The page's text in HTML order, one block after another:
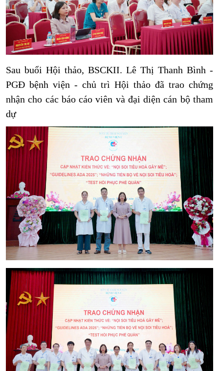
Sau buổi Hội thảo, BSCKII. Lê Thị Thanh Bình -
PGĐ bệnh viện - chủ trì Hội thảo đã trao chứng
nhận cho các báo cáo viên và đại diện cán bộ tham
dự